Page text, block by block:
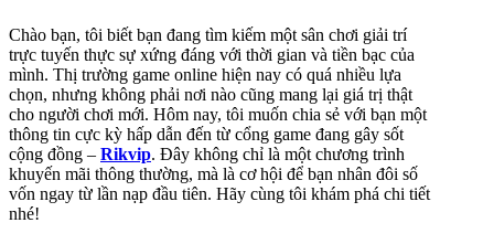
Chào bạn, tôi biết bạn đang tìm kiếm một sân chơi giải trí
trực tuyến thực sự xứng đáng với thời gian và tiền bạc của
mình. Thị trường game online hiện nay có quá nhiều lựa
chọn, nhưng không phải nơi nào cũng mang lại giá trị thật
cho người chơi mới. Hôm nay, tôi muốn chia sẻ với bạn một
thông tin cực kỳ hấp dẫn đến từ cổng game đang gây sốt
cộng đồng – Rikvip. Đây không chỉ là một chương trình
khuyến mãi thông thường, mà là cơ hội để bạn nhân đôi số
vốn ngay từ lần nạp đầu tiên. Hãy cùng tôi khám phá chi tiết
nhé!